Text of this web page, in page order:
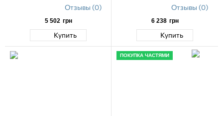
Отзывы (0)
5 502 грн
Купить
Отзывы (0)
6 238 грн
Купить
ПОКУПКА ЧАСТЯМИ